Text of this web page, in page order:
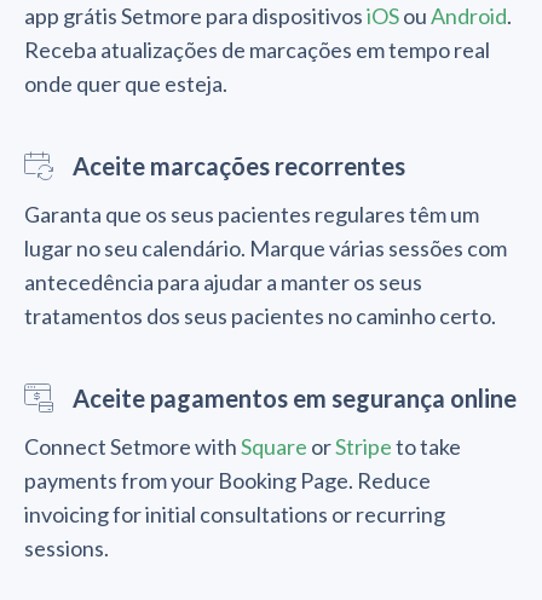
app grátis Setmore para dispositivosiOSouAndroid.
Receba atualizações de marcações em tempo real
onde quer que esteja.
Aceite marcações recorrentes
Garanta que os seus pacientes regulares têm um
lugar no seu calendário. Marque várias sessões com
antecedência para ajudar a manter os seus
tratamentos dos seus pacientes no caminho certo.
Aceite pagamentos em segurança online
Connect Setmore withSquare orStripeto take
payments from your Booking Page. Reduce
invoicing for initial consultations or recurring
sessions.